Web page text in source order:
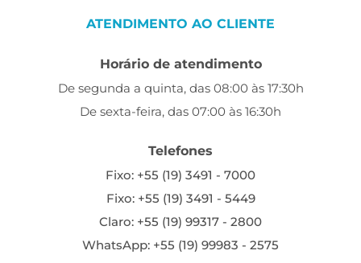
ATENDIMENTO AO CLIENTE
Horário de atendimento
De segunda a quinta, das 08:00 às 17:30h
De sexta-feira, das 07:00 às 16:30h
Telefones
Fixo: +55 (19) 3491 - 7000
Fixo: +55 (19) 3491 - 5449
Claro: +55 (19) 99317 - 2800
WhatsApp: +55 (19) 99983 - 2575